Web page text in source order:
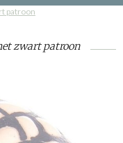
patroon
zwart patroon